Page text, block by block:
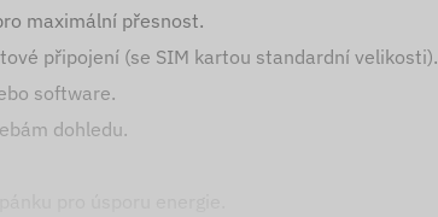
maximální přesnost.
připojení (se SIM kartou standardní velikosti).
software.
dohledu.